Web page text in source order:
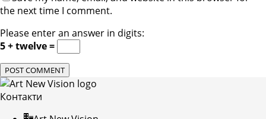
the next time I comment.
Please enter an answer in digits:
5 + twelve =
Контакти